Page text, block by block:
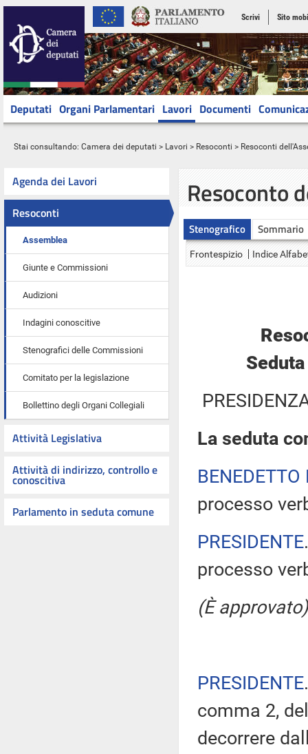
Scrivi Sito
Deputati Organi Parlamentari Lavori Documenti
Stai consultando: Camera dei deputati > Lavori > Resoconti > Resoconti
Agenda dei Lavori
Resoconti
Assemblea
Giunte e Commissioni
Audizioni
Indagini conoscitive
Stenografici delle Commissioni
Comitato per la legislazione
Bollettino degli Organi Collegiali
Attività Legislativa
Attività di indirizzo, controllo e
conoscitiva
Parlamento in seduta comune
Resoconto
Stenografico Sommario
Frontespizio Indice
La seduta
processo
PRESIDENTE
processo
(È approvato)
PRESIDENTE
comma 2,
decorrere